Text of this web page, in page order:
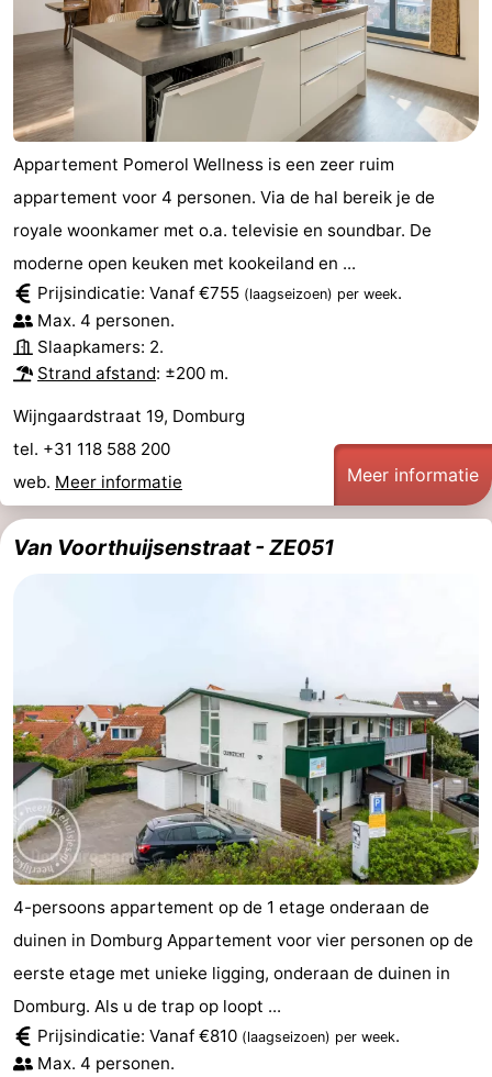
Appartement Pomerol Wellness is een zeer ruim
appartement voor 4 personen. Via de hal bereik je de
royale woonkamer met o.a. televisie en soundbar. De
moderne open keuken met kookeiland en ...
Prijsindicatie: Vanaf €755 (laagseizoen) per week.
Max. 4 personen.
Slaapkamers: 2.
Strand afstand: ±200 m.
Wijngaardstraat 19, Domburg
tel. +31 118 588 200
web. Meer informatie Meer informatie
Van Voorthuijsenstraat - ZE051
4-persoons appartement op de 1 etage onderaan de
duinen in Domburg Appartement voor vier personen op de
eerste etage met unieke ligging, onderaan de duinen in
Domburg. Als u de trap op loopt ...
Prijsindicatie: Vanaf €810 (laagseizoen) per week.
Max. 4 personen.